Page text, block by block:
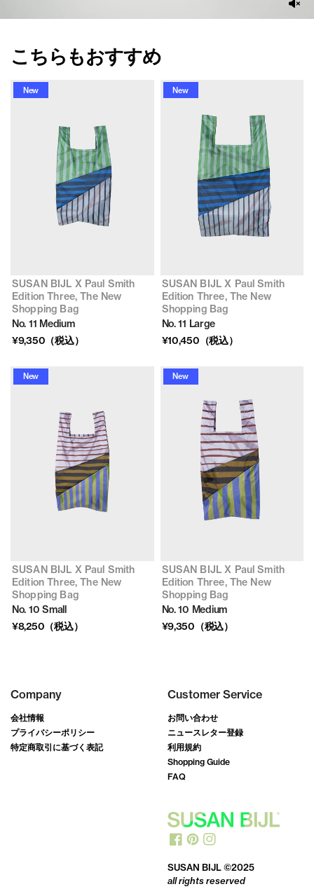
こちらもおすすめ
New
SUSAN BIJL X Paul Smith
Edition Three, The New
Shopping Bag
No. 11 Medium
¥9,350（税込）
New
SUSAN BIJL X Paul Smith
Edition Three, The New
Shopping Bag
No. 11 Large
¥10,450（税込）
New
SUSAN BIJL X Paul Smith
Edition Three, The New
Shopping Bag
No. 10 Small
¥8,250（税込）
New
SUSAN BIJL X Paul Smith
Edition Three, The New
Shopping Bag
No. 10 Medium
¥9,350（税込）
Company
会社情報
プライバシーポリシー
特定商取引に基づく表記
Customer Service
お問い合わせ
ニュースレター登録
利用規約
Shopping Guide
FAQ
SUSAN BIJL ©2025
all rights reserved